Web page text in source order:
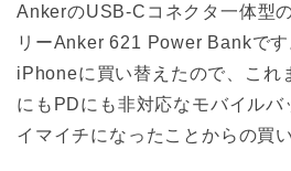
AnkerのUSB-Cコネクタ一体型
リーAnker 621 Power Bankで
iPhoneに買い替えたので、これ
にもPDにも非対応なモバイルバ
イマイチになったことからの買